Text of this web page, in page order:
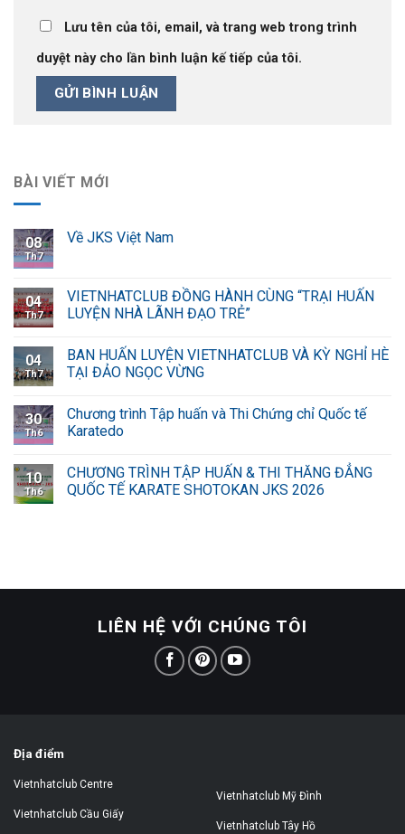
BÀI VIẾT MỚI
08
Th7
Về JKS Việt Nam
04
Th7
VIETNHATCLUB ĐỒNG HÀNH CÙNG “TRẠI HUẤN
LUYỆN NHÀ LÃNH ĐẠO TRẺ”
04
Th7
BAN HUẤN LUYỆN VIETNHATCLUB VÀ KỲ NGHỈ HÈ
TẠI ĐẢO NGỌC VỪNG
30
Th6
Chương trình Tập huấn và Thi Chứng chỉ Quốc tế
Karatedo
10
Th6
CHƯƠNG TRÌNH TẬP HUẤN & THI THĂNG ĐẲNG
QUỐC TẾ KARATE SHOTOKAN JKS 2026
Lưu tên của tôi, email, và trang web trong trình
duyệt này cho lần bình luận kế tiếp của tôi.
LIÊN HỆ VỚI CHÚNG TÔI
Địa điểm
Vietnhatclub Centre
Vietnhatclub Cầu Giấy
Vietnhatclub Mỹ Đình
Vietnhatclub Tây Hồ